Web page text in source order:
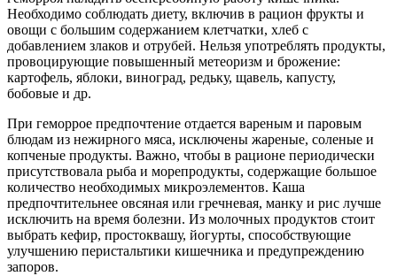
Необходимо соблюдать диету, включив в рацион фрукты и
овощи с большим содержанием клетчатки, хлеб с
добавлением злаков и отрубей. Нельзя употреблять продукты,
провоцирующие повышенный метеоризм и брожение:
картофель, яблоки, виноград, редьку, щавель, капусту,
бобовые и др.
При геморрое предпочтение отдается вареным и паровым
блюдам из нежирного мяса, исключены жареные, соленые и
копченые продукты. Важно, чтобы в рационе периодически
присутствовала рыба и морепродукты, содержащие большое
количество необходимых микроэлементов. Каша
предпочтительнее овсяная или гречневая, манку и рис лучше
исключить на время болезни. Из молочных продуктов стоит
выбрать кефир, простоквашу, йогурты, способствующие
улучшению перистальтики кишечника и предупреждению
запоров.